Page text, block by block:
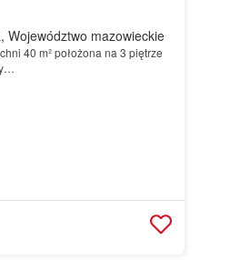
mazowieckie
40 m² położona na 3 piętrze